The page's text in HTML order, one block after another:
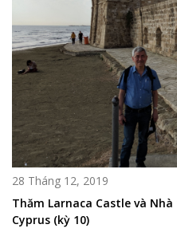
28 Tháng 12, 2019
Thăm Larnaca Castle và
Cyprus (kỳ 10)